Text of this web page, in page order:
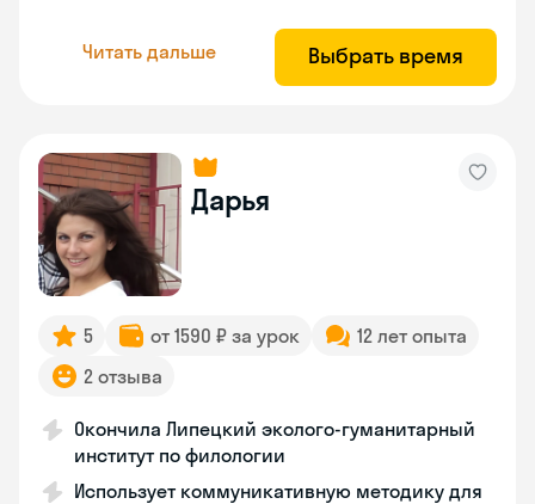
Читать дальше Выбрать время
Дарья
5 от 1590 ₽ за урок
12 лет опыта
2 отзыва
Окончила Липецкий эколого-гуманитарный
институт по филологии
Использует коммуникативную методику для